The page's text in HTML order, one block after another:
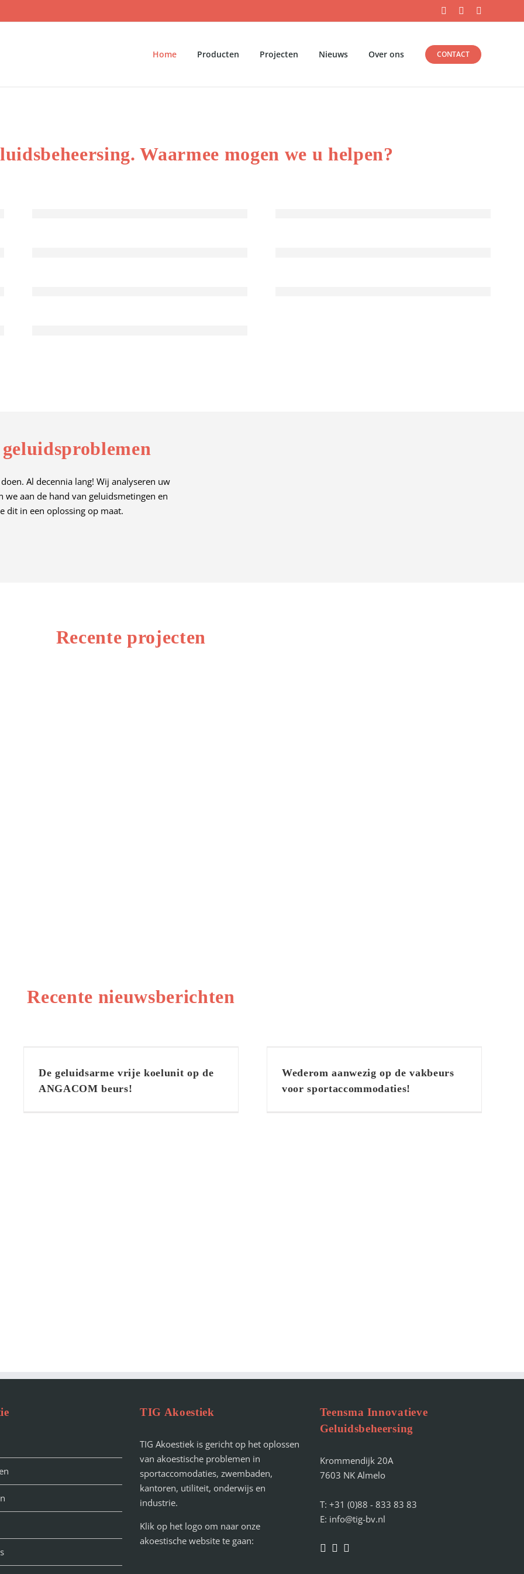
mail
YouTube
Home Producten Projecten Nieuws Over ons CONTACT
Waarmee mogen we u helpen?
Al decennia lang! Wij analyseren uw
aan de hand van geluidsmetingen en
dit in een oplossing op maat.
Recente projecten
Recente nieuwsberichten
de ANGACOM beurs!
De geluidsarme vrije koelunit op de
ANGACOM beurs!
sportaccommodaties!
Wederom aanwezig op de vakbeurs
voor sportaccommodaties!
TIG Akoestiek
TIG Akoestiek is gericht op het oplossen
van akoestische problemen in
sportaccomodaties, zwembaden,
kantoren, utiliteit, onderwijs en
industrie.
Klik op het logo om naar onze
akoestische website te gaan:
Teensma Innovatieve
Geluidsbeheersing
Krommendijk 20A
7603 NK Almelo
T: +31 (0)88 - 833 83 83
E: info@tig-bv.nl